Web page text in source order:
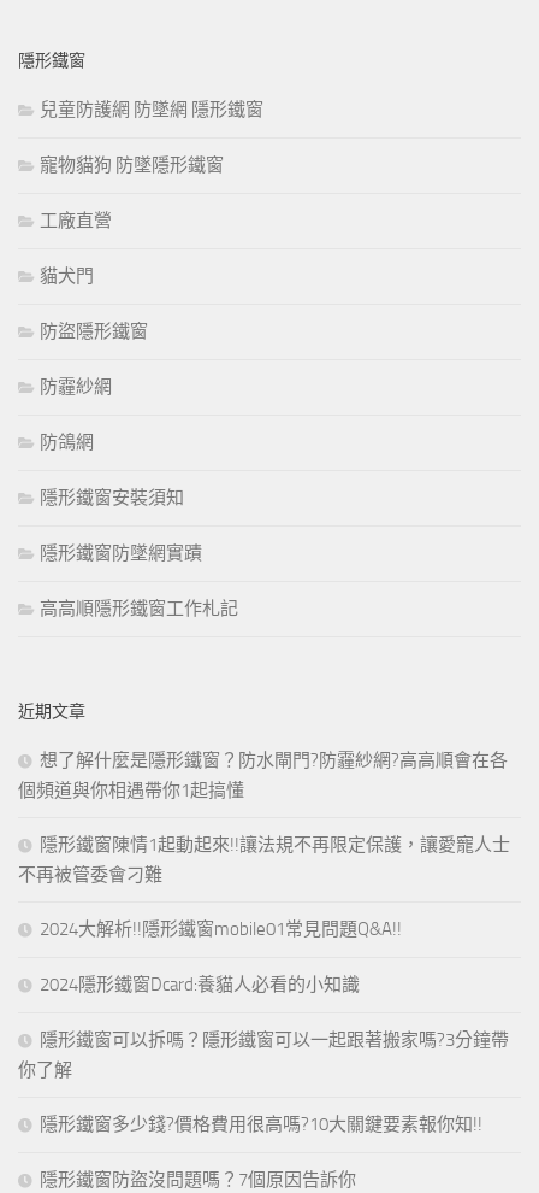
隱形鐵窗
兒童防護網 防墜網 隱形鐵窗
寵物貓狗 防墜隱形鐵窗
工廠直營
貓犬門
防盜隱形鐵窗
防霾紗網
防鴿網
隱形鐵窗安裝須知
隱形鐵窗防墜網實蹟
高高順隱形鐵窗工作札記
近期文章
想了解什麼是隱形鐵窗？防水閘門?防霾紗網?高高順會在各
個頻道與你相遇帶你1起搞懂
隱形鐵窗陳情1起動起來!!讓法規不再限定保護，讓愛寵人士
不再被管委會刁難
2024大解析!!隱形鐵窗mobile01常見問題Q&A!!
2024隱形鐵窗Dcard:養貓人必看的小知識
隱形鐵窗可以拆嗎？隱形鐵窗可以一起跟著搬家嗎?3分鐘帶
你了解
隱形鐵窗多少錢?價格費用很高嗎?10大關鍵要素報你知!!
隱形鐵窗防盜沒問題嗎？7個原因告訴你